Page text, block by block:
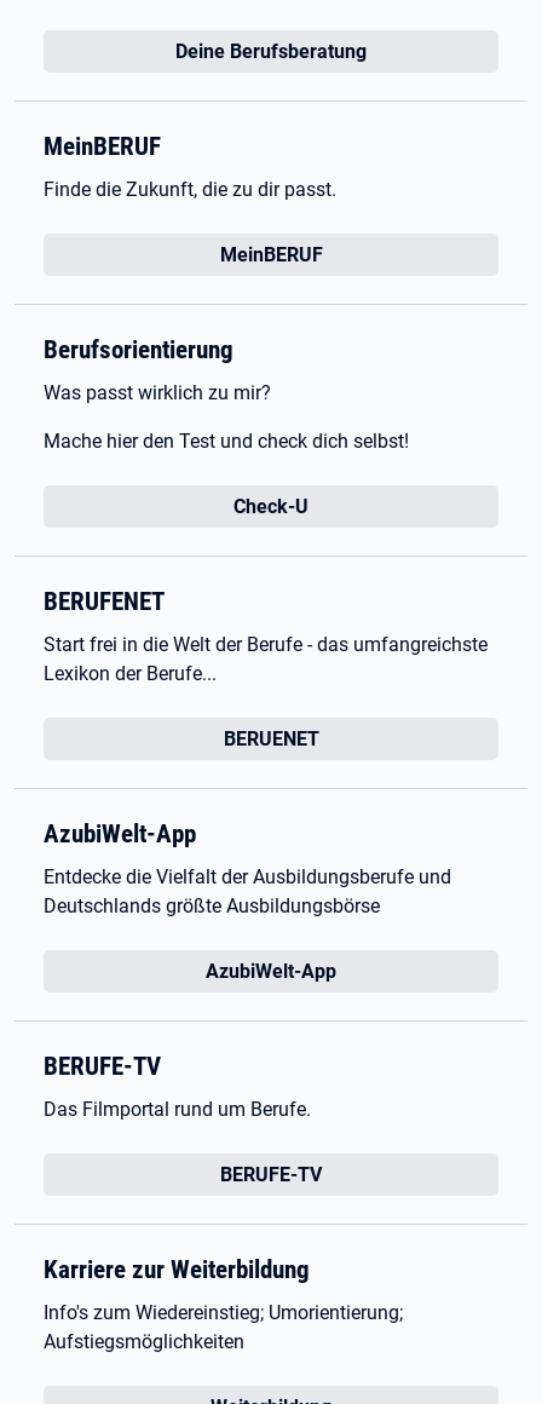
Deine Berufsberatung
MeinBERUF
Finde die Zukunft, die zu dir passt.
MeinBERUF
Berufsorientierung
Was passt wirklich zu mir?
Mache hier den Test und check dich selbst!
Check-U
BERUFENET
Start frei in die Welt der Berufe - das umfangreichste
Lexikon der Berufe...
BERUENET
AzubiWelt-App
Entdecke die Vielfalt der Ausbildungsberufe und
Deutschlands größte Ausbildungsbörse
AzubiWelt-App
BERUFE-TV
Das Filmportal rund um Berufe.
BERUFE-TV
Karriere zur Weiterbildung
Info's zum Wiedereinstieg; Umorientierung;
Aufstiegsmöglichkeiten